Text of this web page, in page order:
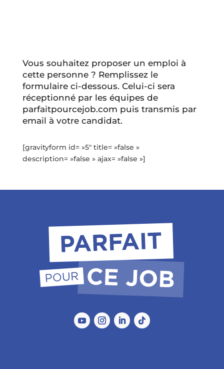
Vous souhaitez proposer un emploi à
cette personne ? Remplissez le
formulaire ci-dessous. Celui-ci sera
réceptionné par les équipes de
parfaitpourcejob.com puis transmis par
email à votre candidat.
[gravityform id= »5″ title= »false »
description= »false » ajax= »false »]